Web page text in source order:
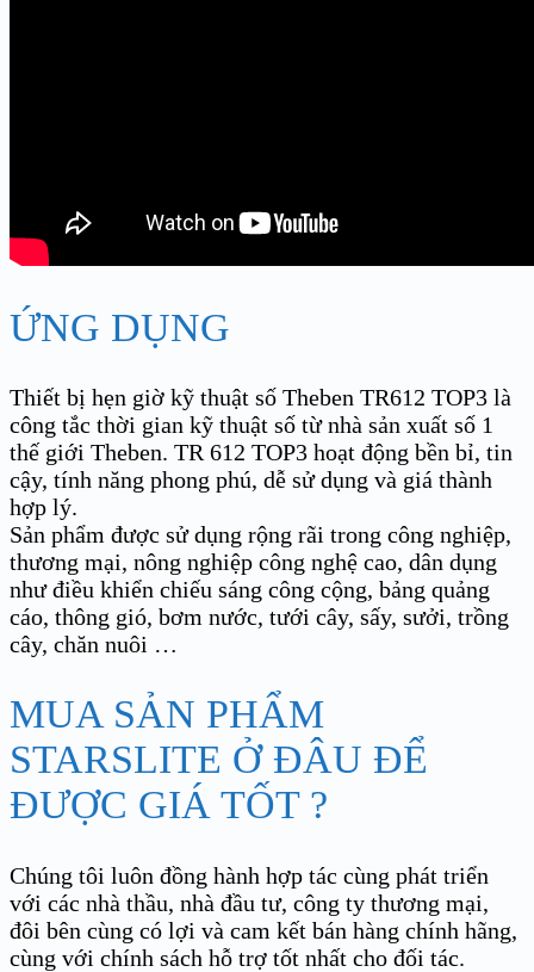
ỨNG DỤNG
Thiết bị hẹn giờ kỹ thuật số Theben TR612 TOP3 là
công tắc thời gian kỹ thuật số từ nhà sản xuất số 1
thế giới Theben. TR 612 TOP3 hoạt động bền bỉ, tin
cậy, tính năng phong phú, dễ sử dụng và giá thành
hợp lý.
Sản phẩm được sử dụng rộng rãi trong công nghiệp,
thương mại, nông nghiệp công nghệ cao, dân dụng
như điều khiển chiếu sáng công cộng, bảng quảng
cáo, thông gió, bơm nước, tưới cây, sấy, sưởi, trồng
cây, chăn nuôi …
MUA SẢN PHẨM
STARSLITE Ở ĐÂU ĐỂ
ĐƯỢC GIÁ TỐT ?
Chúng tôi luôn đồng hành hợp tác cùng phát triển
với các nhà thầu, nhà đầu tư, công ty thương mại,
đôi bên cùng có lợi và cam kết bán hàng chính hãng,
cùng với chính sách hỗ trợ tốt nhất cho đối tác.